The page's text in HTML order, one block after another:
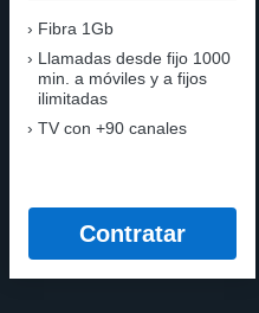
Fibra 1Gb
Llamadas desde fijo 1000
min. a móviles y a fijos
ilimitadas
TV con +90 canales
Contratar